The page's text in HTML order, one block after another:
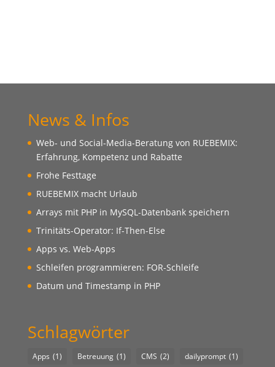
News & Infos
Web- und Social-Media-Beratung von RUEBEMIX:
Erfahrung, Kompetenz und Rabatte
Frohe Festtage
RUEBEMIX macht Urlaub
Arrays mit PHP in MySQL-Datenbank speichern
Trinitäts-Operator: If-Then-Else
Apps vs. Web-Apps
Schleifen programmieren: FOR-Schleife
Datum und Timestamp in PHP
Schlagwörter
Apps (1) Betreuung (1) CMS (2) dailyprompt (1)